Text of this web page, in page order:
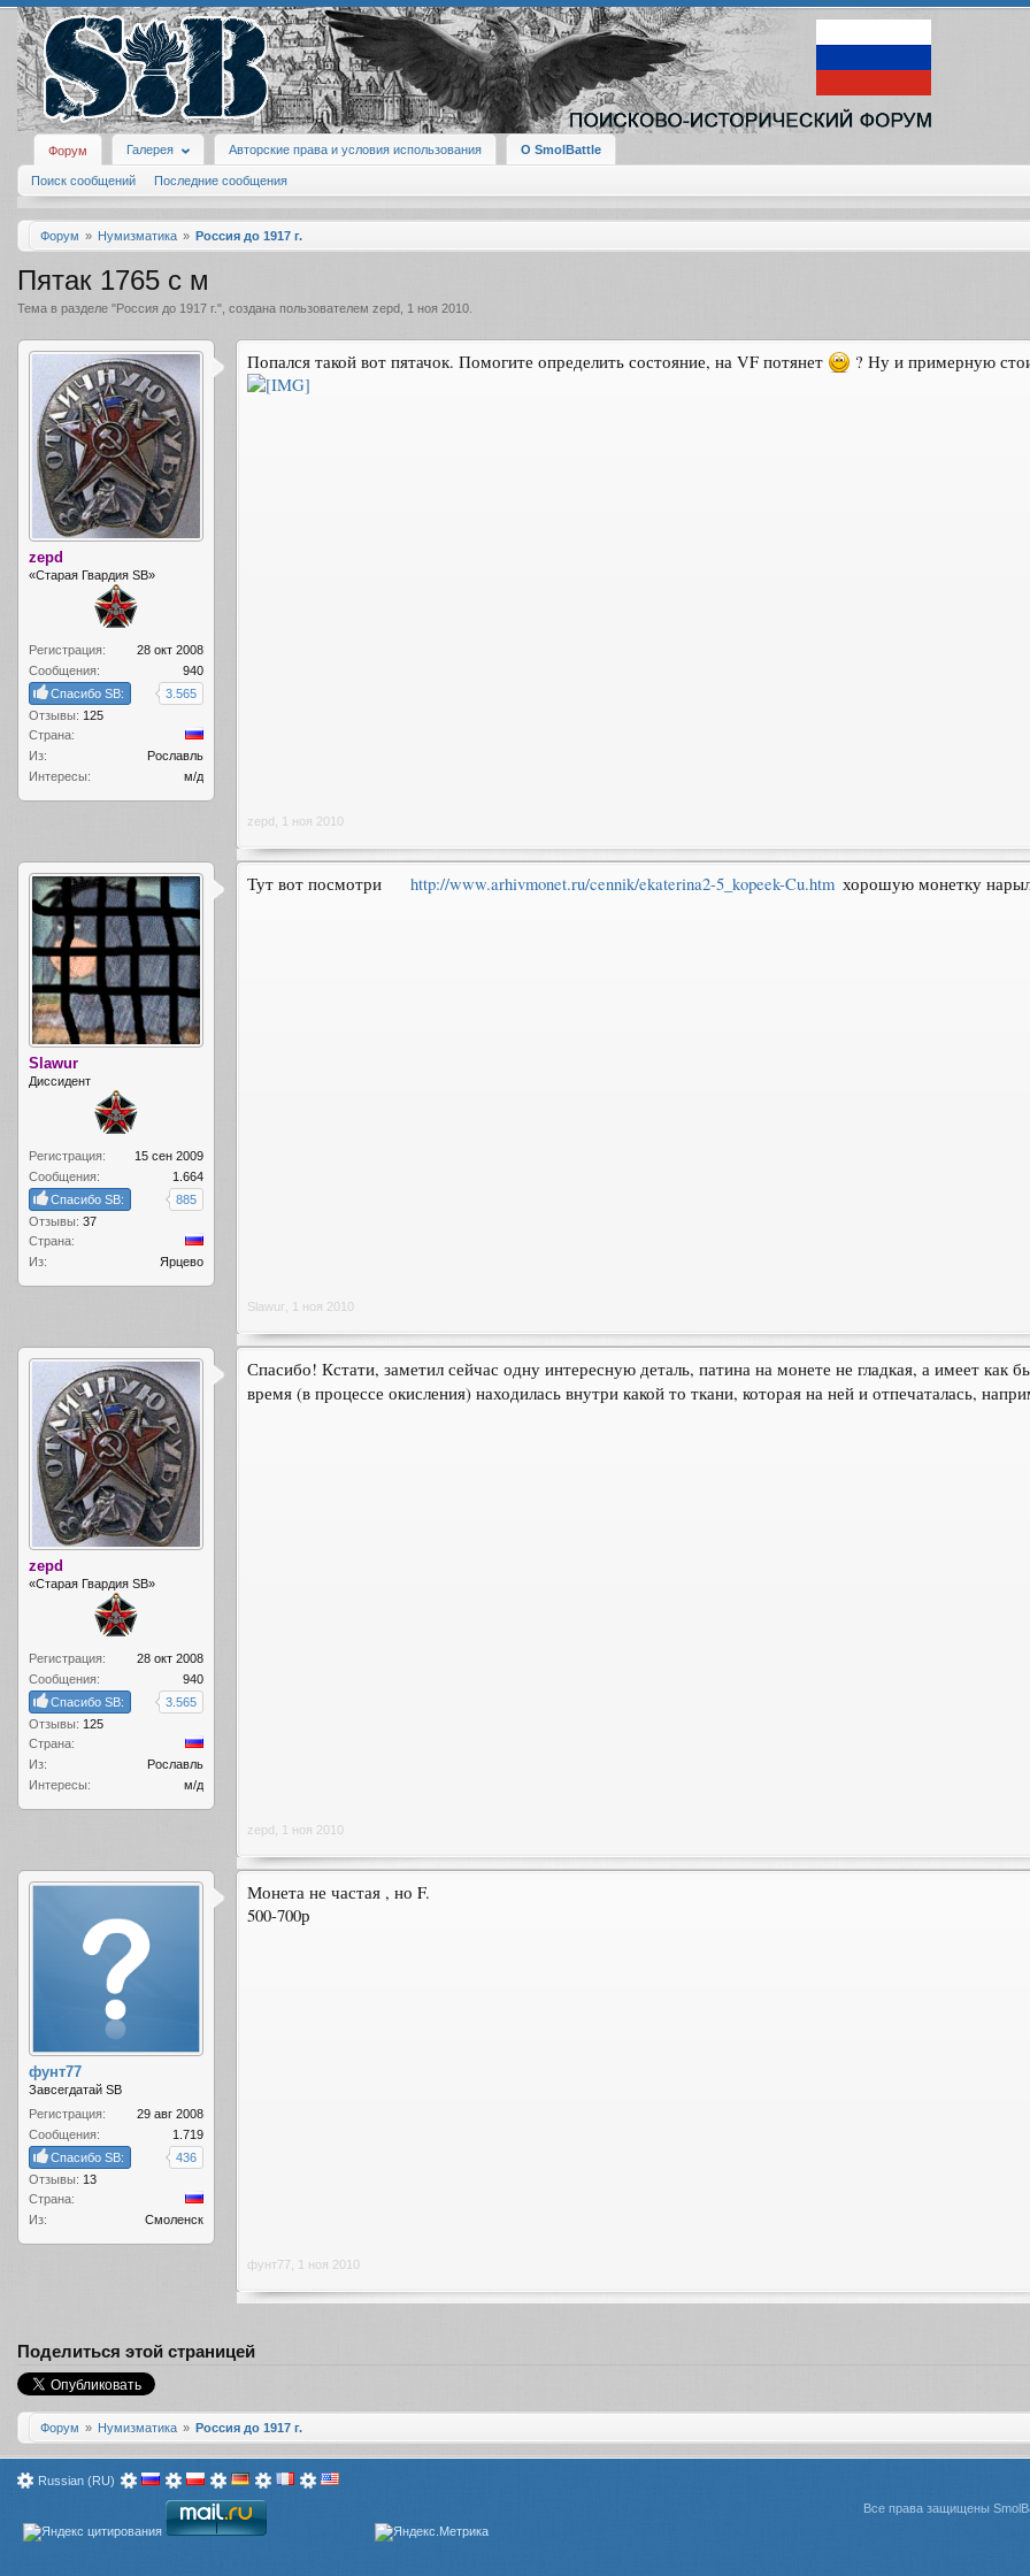
Форум Галерея Авторские права и условия использования О SmolBattle
Поиск сообщений Последние сообщения
Форум Нумизматика Россия до 1917 г.
Пятак 1765 с м
Тема в разделе "Россия до 1917 г.", создана пользователем zepd 1 ноя 2010
zepd
«Старая Гвардия SB»
Регистрация:
28 окт 2008
Сообщения:
940
Спасибо SB:
3.565
Отзывы: 125
Страна:
Из:
Рославль
Интересы:
м/д
Попался такой вот пятачок. Помогите определить состояние, на VF потянет ? Ну и примерную
zepd , 1 ноя 2010
Slawur
Диссидент
Регистрация:
15 сен 2009
Сообщения:
1.664
Спасибо SB:
885
Отзывы: 37
Страна:
Из:
Ярцево
Тут вот посмотри http://www.arhivmonet.ru/cennik/ekaterina2-5_kopeek-Cu.htm хорошую монетку
Slawur, 1 ноя 2010
zepd
«Старая Гвардия SB»
Регистрация:
28 окт 2008
Сообщения:
940
Спасибо SB:
3.565
Отзывы: 125
Страна:
Из:
Рославль
Интересы:
м/д
Спасибо! Кстати, заметил сейчас одну интересную деталь, патина на монете не гладкая, а имеет
время (в процессе окисления) находилась внутри какой то ткани, которая на ней и отпечаталась,
zepd 1 ноя 2010
фунт77
Завсегдатай SB
Регистрация:
29 авг 2008
Сообщения:
1.719
Спасибо SB:
436
Отзывы: 13
Страна:
Из:
Смоленск
Монета не частая , но F.
500-700р
фунт77 1 ноя 2010
Поделиться этой страницей
Форум Нумизматика Россия до 1917 г.
Russian (RU)
Все права защищены